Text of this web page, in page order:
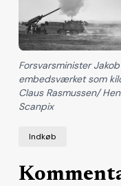
Indkøb
Forsvarsminister
embedsværket som
Claus Rasmussen/
Scanpix